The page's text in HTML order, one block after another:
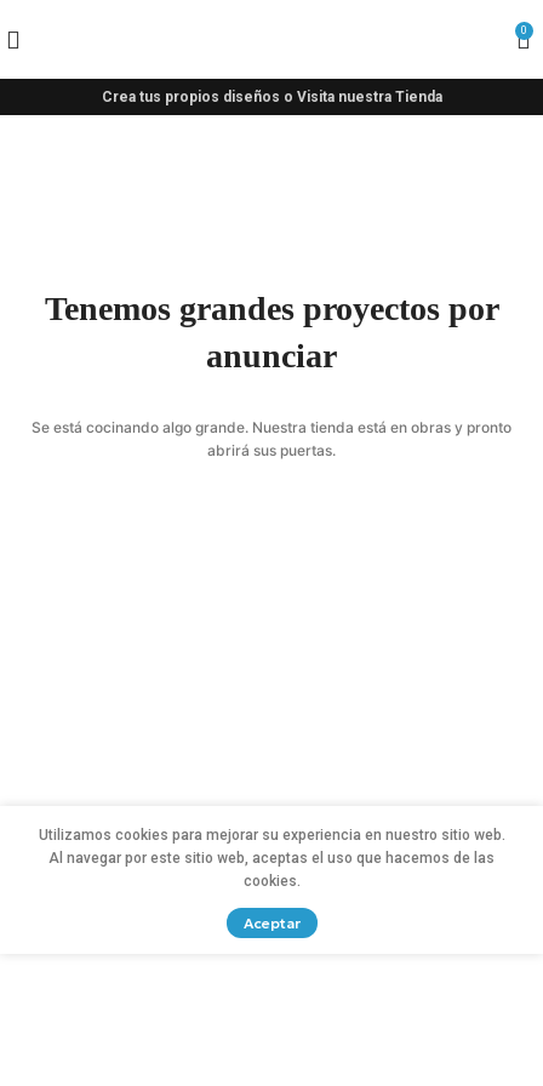
0
Crea tus propios diseños o Visita nuestra Tienda
Tenemos grandes proyectos por
anunciar
Se está cocinando algo grande. Nuestra tienda está en obras y pronto
abrirá sus puertas.
Utilizamos cookies para mejorar su experiencia en nuestro sitio web.
Al navegar por este sitio web, aceptas el uso que hacemos de las
cookies.
Aceptar